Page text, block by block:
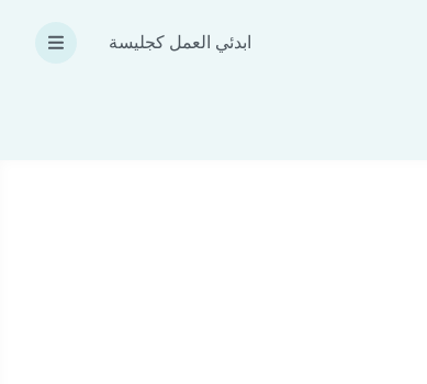
ابدئي العمل كجليسة